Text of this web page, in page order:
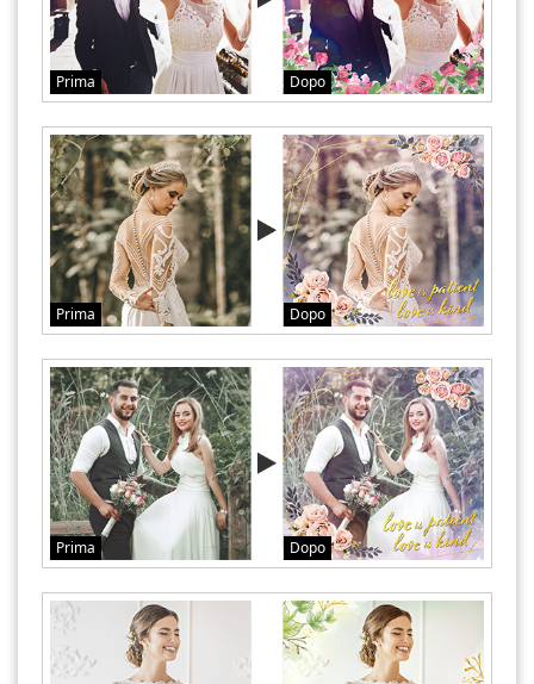
Prima Dopo
Prima Dopo
Prima Dopo